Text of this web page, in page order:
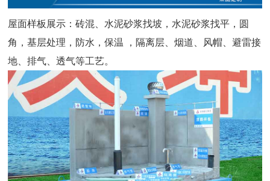
屋面样板展示：砖混、水泥砂浆找坡，水泥砂浆找平，圆
角，基层处理，防水，保温 ，隔离层、烟道、风帽、避雷接
地、排气、透气等工艺。